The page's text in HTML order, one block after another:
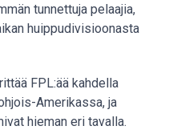
tunnettuja pelaajia,
huippudivisioonasta
FPL:ää kahdella
Amerikassa, ja
hieman eri tavalla.